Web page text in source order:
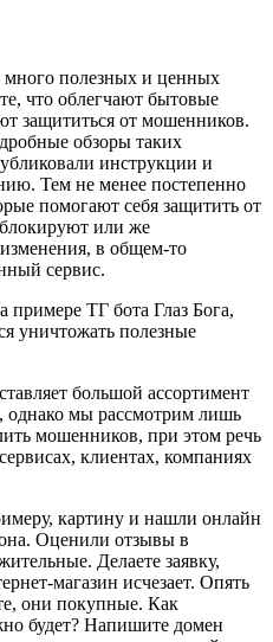
много полезных и ценных
что облегчают бытовые
защититься от мошенников.
обзоры таких
инструкции и
Тем не менее постепенно
помогают себя защитить от
или же
в общем-то
сервис.
ТГ бота Глаз Бога,
уничтожать полезные
большой ассортимент
однако мы рассмотрим лишь
мошенников, при этом речь
клиентах, компаниях
картину и нашли онлайн
Оценили отзывы в
Делаете заявку,
магазин исчезает. Опять
они покупные. Как
будет? Напишите домен